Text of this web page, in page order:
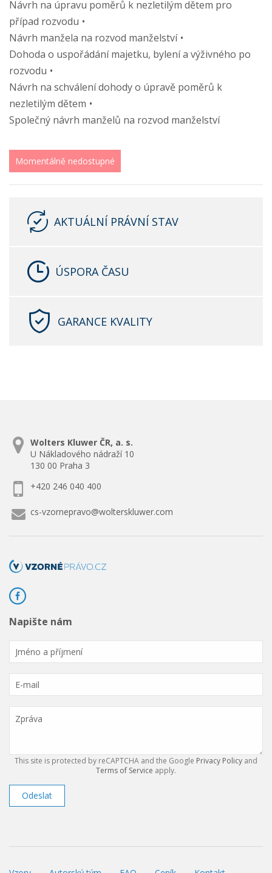
Návrh na úpravu poměrů k nezletilým dětem pro
případ rozvodu
Návrh manžela na rozvod manželství
Dohoda o uspořádání majetku, bylení a výživného po
rozvodu
Návrh na schválení dohody o úpravě poměrů k
nezletilým dětem
Společný návrh manželů na rozvod manželství
Momentálně nedostupné
AKTUÁLNÍ PRÁVNÍ STAV
ÚSPORA ČASU
GARANCE KVALITY
Wolters Kluwer ČR, a. s.
U Nákladového nádraží 10
130 00 Praha 3
+420 246 040 400
cs-vzornepravo@wolterskluwer.com
Napište nám
This site is protected by reCAPTCHA and the Google Privacy Policy and
Terms of Service apply.
Odeslat